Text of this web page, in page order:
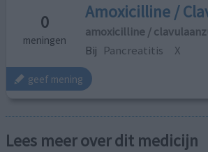
0
meningen
Amoxicilline /
amoxicilline /
Bij Pancreatitis X
geef mening
Lees meer over dit medicijn